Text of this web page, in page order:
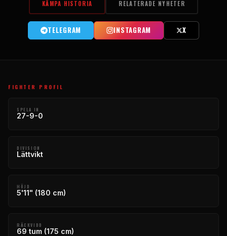
KÄMPA HISTORIA RELATERADE NYHETER
TELEGRAM INSTAGRAM X
FIGHTER PROFIL
SPELA IN
27-9-0
DIVISION
Lättvikt
HÖJD
5'11" (180 cm)
RÄCKVIDD
69 tum (175 cm)